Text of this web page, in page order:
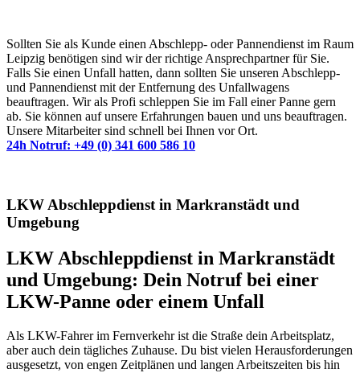
Sollten Sie als Kunde einen Abschlepp- oder Pannendienst im Raum
Leipzig benötigen sind wir der richtige Ansprechpartner für Sie.
Falls Sie einen Unfall hatten, dann sollten Sie unseren Abschlepp-
und Pannendienst mit der Entfernung des Unfallwagens
beauftragen. Wir als Profi schleppen Sie im Fall einer Panne gern
ab. Sie können auf unsere Erfahrungen bauen und uns beauftragen.
Unsere Mitarbeiter sind schnell bei Ihnen vor Ort.
24h Notruf: +49 (0) 341 600 586 10
LKW Abschleppdienst in Markranstädt und
Umgebung
LKW Abschleppdienst in Markranstädt
und Umgebung: Dein Notruf bei einer
LKW-Panne oder einem Unfall
Als LKW-Fahrer im Fernverkehr ist die Straße dein Arbeitsplatz,
aber auch dein tägliches Zuhause. Du bist vielen Herausforderungen
ausgesetzt, von engen Zeitplänen und langen Arbeitszeiten bis hin